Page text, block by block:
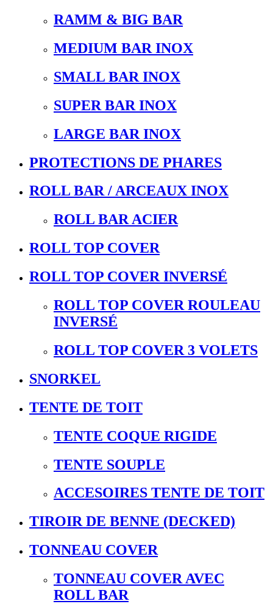
RAMM & BIG BAR
MEDIUM BAR INOX
SMALL BAR INOX
SUPER BAR INOX
LARGE BAR INOX
PROTECTIONS DE PHARES
ROLL BAR / ARCEAUX INOX
ROLL BAR ACIER
ROLL TOP COVER
ROLL TOP COVER INVERSÉ
ROLL TOP COVER ROULEAU
INVERSÉ
ROLL TOP COVER 3 VOLETS
SNORKEL
TENTE DE TOIT
TENTE COQUE RIGIDE
TENTE SOUPLE
ACCESOIRES TENTE DE TOIT
TIROIR DE BENNE (DECKED)
TONNEAU COVER
TONNEAU COVER AVEC
ROLL BAR